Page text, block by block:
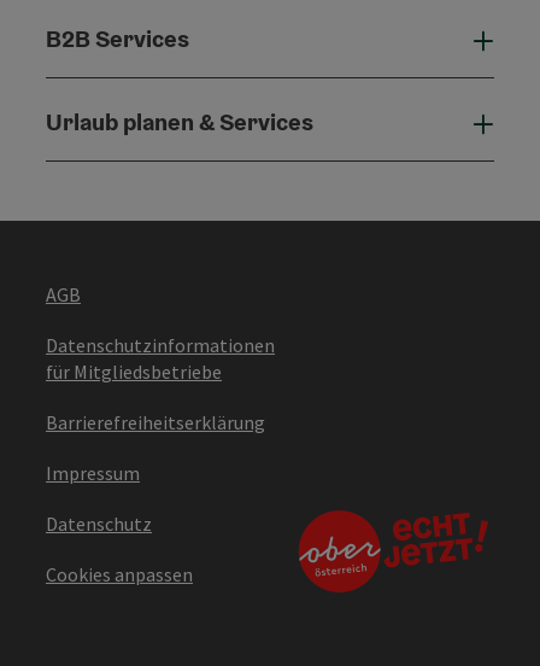
B2B Services
Urlaub planen & Services
AGB
Datenschutzinformationen
für Mitgliedsbetriebe
Barrierefreiheitserklärung
Impressum
Datenschutz
Cookies anpassen